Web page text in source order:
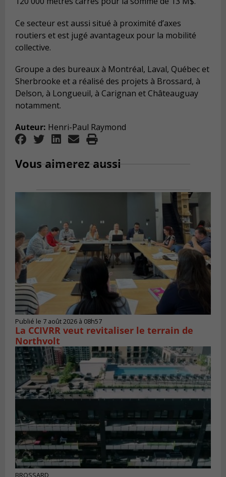
Ce secteur est aussi situé à proximité d’axes
routiers et est jugé avantageux pour la mobilité
collective.
Groupe a des bureaux à Montréal, Laval, Québec et
Sherbrooke et a réalisé des projets à Brossard, à
Delson, à Longueuil, à Carignan et Châteauguay
notamment.
Auteur: Henri-Paul Raymond
Vous aimerez aussi
Publié le 7 août 2026 à 08h57
La CCIVRR veut revitaliser le terrain de
Northvolt